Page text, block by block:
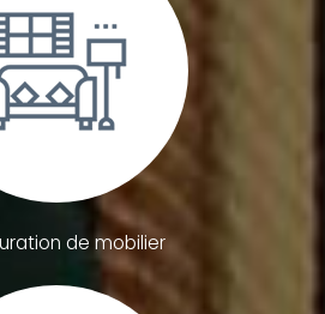
de mobilier